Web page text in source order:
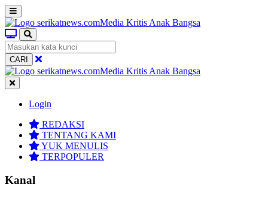
CARI
Login
REDAKSI
TENTANG KAMI
YUK MENULIS
TERPOPULER
Kanal